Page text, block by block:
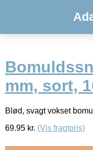
mm, sort,
Blød, svagt vokset
69.95 kr. (Vis fragtpris)